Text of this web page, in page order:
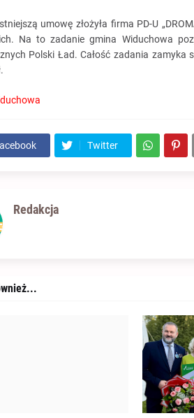
umowę złożyła firma PD-U
Na to zadanie gmina Widuchowa
Polski Ład. Całość zadania zamyka
Twitter
Redakcja